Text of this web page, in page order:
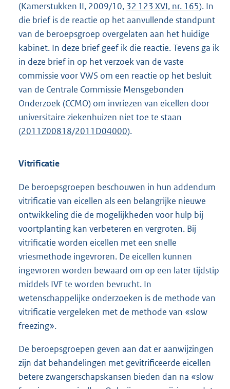
(Kamerstukken II, 2009/10, 32 123 XVI, nr. 165). In
die brief is de reactie op het aanvullende standpunt
van de beroepsgroep overgelaten aan het huidige
kabinet. In deze brief geef ik die reactie. Tevens ga ik
in deze brief in op het verzoek van de vaste
commissie voor VWS om een reactie op het besluit
van de Centrale Commissie Mensgebonden
Onderzoek (CCMO) om invriezen van eicellen door
universitaire ziekenhuizen niet toe te staan
(2011Z00818/2011D04000).
Vitrificatie
De beroepsgroepen beschouwen in hun addendum
vitrificatie van eicellen als een belangrijke nieuwe
ontwikkeling die de mogelijkheden voor hulp bij
voortplanting kan verbeteren en vergroten. Bij
vitrificatie worden eicellen met een snelle
vriesmethode ingevroren. De eicellen kunnen
ingevroren worden bewaard om op een later tijdstip
middels IVF te worden bevrucht. In
wetenschappelijke onderzoeken is de methode van
vitrificatie vergeleken met de methode van «slow
freezing».
De beroepsgroepen geven aan dat er aanwijzingen
zijn dat behandelingen met gevitrificeerde eicellen
betere zwangerschapskansen bieden dan na «slow